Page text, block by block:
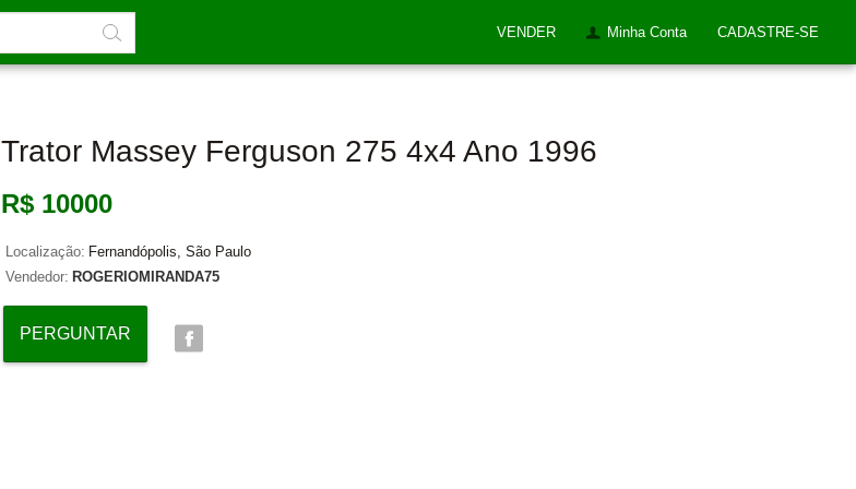
VENDER Minha Conta CADASTRE-SE
Trator Massey Ferguson 275 4x4 Ano 1996
R$ 10000
Localização: Fernandópolis, São Paulo
Vendedor: ROGERIOMIRANDA75
PERGUNTAR